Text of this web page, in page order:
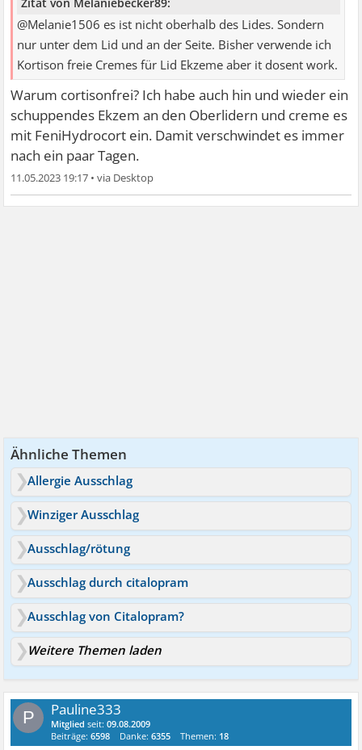
@Melanie1506 es ist nicht oberhalb des Lides. Sondern
nur unter dem Lid und an der Seite. Bisher verwende ich
Kortison freie Cremes für Lid Ekzeme aber it dosent work.
Warum cortisonfrei? Ich habe auch hin und wieder ein
schuppendes Ekzem an den Oberlidern und creme es
mit FeniHydrocort ein. Damit verschwindet es immer
nach ein paar Tagen.
11.05.2023 19:17 •
Ähnliche Themen
Allergie Ausschlag
Winziger Ausschlag
Ausschlag/rötung
Ausschlag durch citalopram
Ausschlag von Citalopram?
Weitere Themen laden
P Pauline333
Mitglied seit:09.08.2009
Beiträge:6598 Danke:6355 Themen: 18